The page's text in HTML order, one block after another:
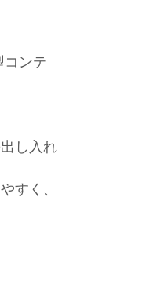
コンテ
し入れ
すく、